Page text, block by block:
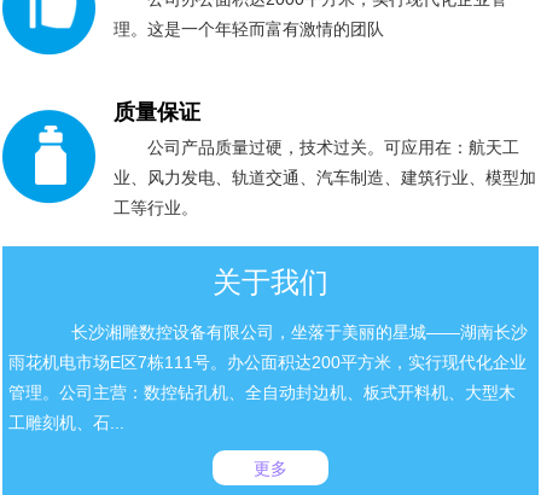
理。这是一个年轻而富有激情的团队
质量保证
公司产品质量过硬，技术过关。可应用在：航天工
业、风力发电、轨道交通、汽车制造、建筑行业、模型加
工等行业。
关于我们
长沙湘雕数控设备有限公司，坐落于美丽的星城——湖南长沙
雨花机电市场E区7栋111号。办公面积达200平方米，实行现代化企业
管理。公司主营：数控钻孔机、全自动封边机、板式开料机、大型木
工雕刻机、石...
更多